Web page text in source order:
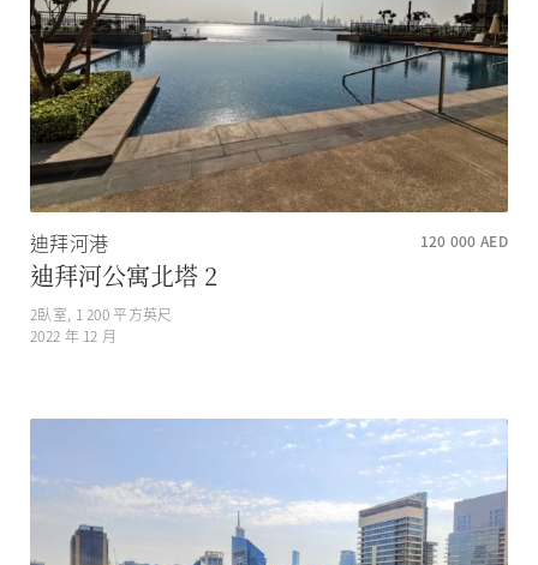
迪拜河港 120 000 AED
迪拜河公寓北塔 2
2臥室, 1 200 平方英尺
2022 年 12 月